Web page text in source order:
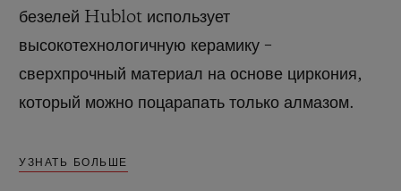
безелей Hublot использует
высокотехнологичную керамику –
сверхпрочный материал на основе циркония,
который можно поцарапать только алмазом.
УЗНАТЬ БОЛЬШЕ